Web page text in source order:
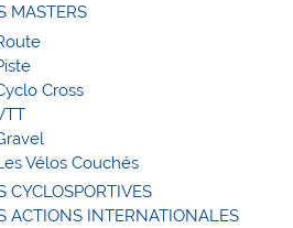
MASTERS
Cross
Vélos Couchés
CYCLOSPORTIVES
ACTIONS INTERNATIONALES